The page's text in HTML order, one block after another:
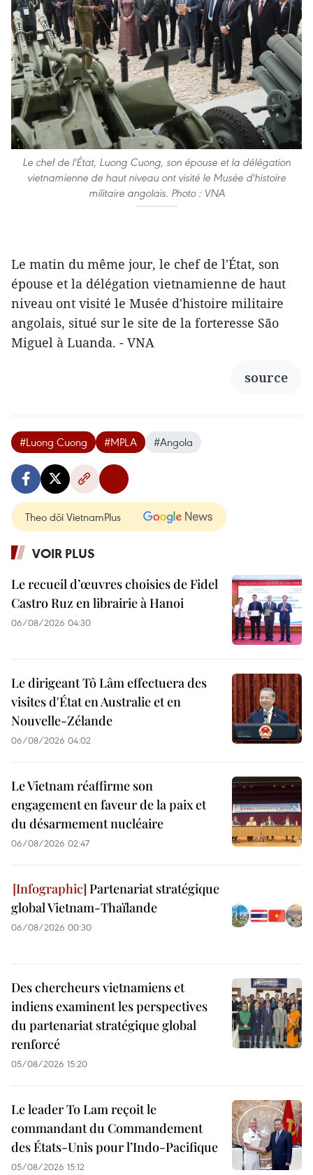
Le chef de l'État, Luong Cuong, son épouse et la délégation
vietnamienne de haut niveau ont visité le Musée d'histoire
militaire angolais. Photo : VNA
Le matin du même jour, le chef de l'État, son
épouse et la délégation vietnamienne de haut
niveau ont visité le Musée d'histoire militaire
angolais, situé sur le site de la forteresse São
Miguel à Luanda. - VNA
source
#Luong Cuong #MPLA #Angola
Theo dõi VietnamPlus
VOIR PLUS
Le recueil d’œuvres choisies de Fidel
Castro Ruz en librairie à Hanoi
06/08/2026 04:30
Le dirigeant Tô Lâm effectuera des
visites d'État en Australie et en
Nouvelle-Zélande
06/08/2026 04:02
Le Vietnam réaffirme son
engagement en faveur de la paix et
du désarmement nucléaire
06/08/2026 02:47
Partenariat stratégique
global Vietnam-Thaïlande
06/08/2026 00:30
Des chercheurs vietnamiens et
indiens examinent les perspectives
du partenariat stratégique global
renforcé
05/08/2026 15:20
Le leader To Lam reçoit le
commandant du Commandement
des États-Unis pour l’Indo-Pacifique
05/08/2026 15:12